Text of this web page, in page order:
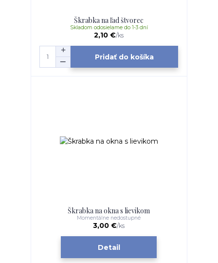
Škrabka na ľad štvorec
2,10 €/ks
Skladom odosielame do 1-3 dní
Pridať do košíka
Škrabka na okna s lievikom
3,00 €/ks
Momentálne nedostupné
Detail